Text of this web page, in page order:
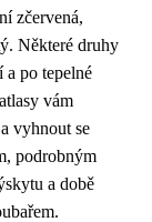
zčervená,
Některé druhy
a po tepelné
vám
vyhnout se
podrobným
a době